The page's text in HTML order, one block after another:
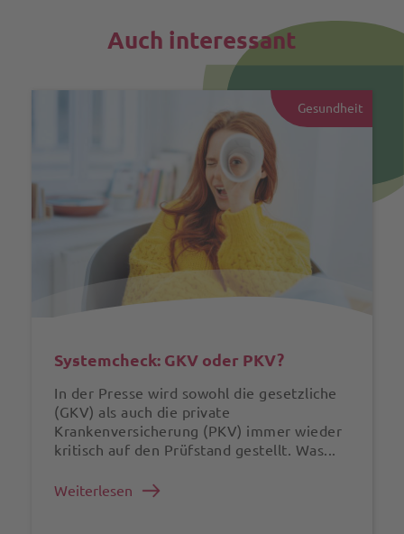
Auch interessant
Gesundheit
Systemcheck: GKV oder PKV?
In der Presse wird sowohl die gesetzliche
(GKV) als auch die private
Krankenversicherung (PKV) immer wieder
kritisch auf den Prüfstand gestellt. Was...
Weiterlesen